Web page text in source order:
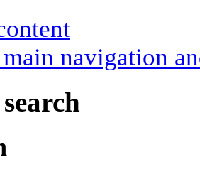
navigation